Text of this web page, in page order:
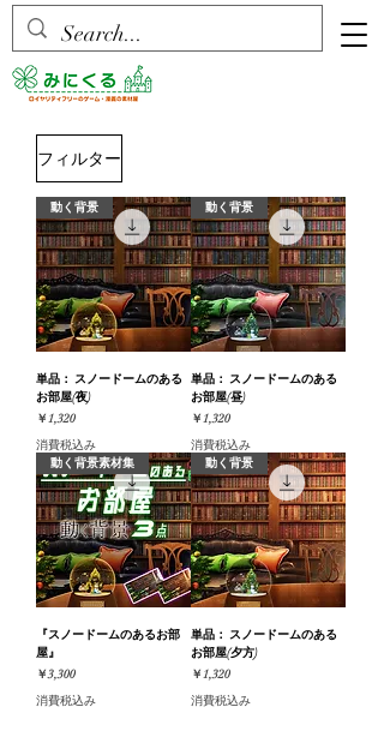
フィルター
動く背景
単品： スノードームのある
お部屋(夜)
価格
￥1,320
消費税込み
動く背景
単品： スノードームのある
お部屋(昼)
価格
￥1,320
消費税込み
動く背景素材集
『スノードームのあるお部
屋』
価格
￥3,300
消費税込み
動く背景
単品： スノードームのある
お部屋(夕方)
価格
￥1,320
消費税込み